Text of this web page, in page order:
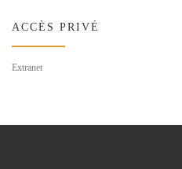
ACCÈS PRIVÉ
Extranet